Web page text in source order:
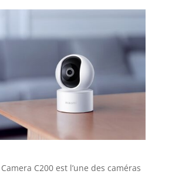
C200 est l’une des caméras